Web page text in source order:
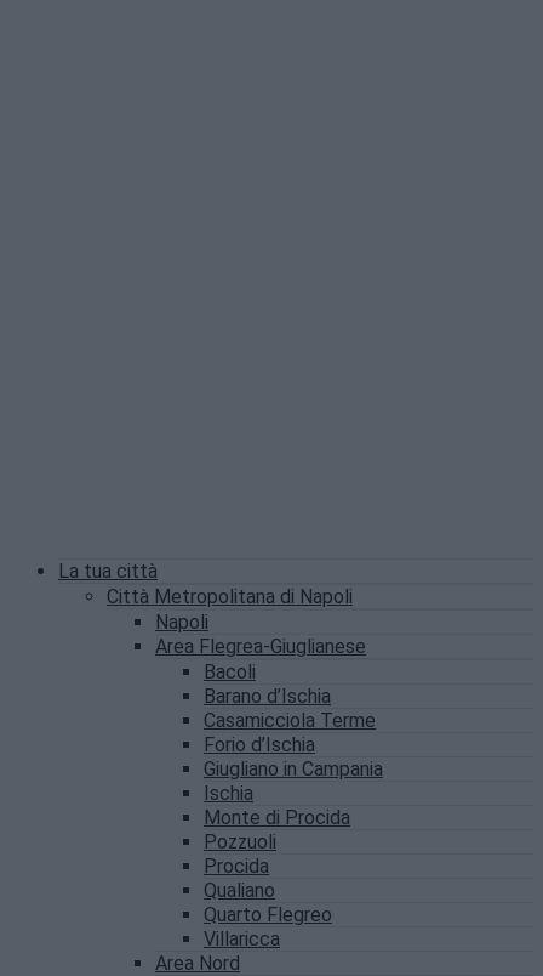
La tua città
Città Metropolitana di Napoli
Napoli
Area Flegrea-Giuglianese
Bacoli
Barano d’Ischia
Casamicciola Terme
Forio d’Ischia
Giugliano in Campania
Ischia
Monte di Procida
Pozzuoli
Procida
Qualiano
Quarto Flegreo
Villaricca
Area Nord